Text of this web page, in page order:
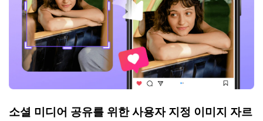
소셜 미디어 공유를 위한 사용자 지정 이미지 자르